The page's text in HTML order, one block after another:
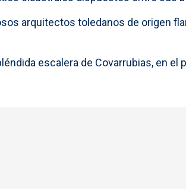
arquitectos toledanos de origen
escalera de Covarrubias, en